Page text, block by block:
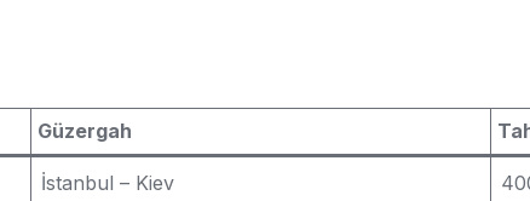
Güzergah
İstanbul – Kiev